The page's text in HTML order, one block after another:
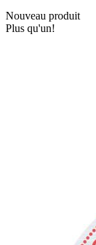
Nouveau produit
Plus qu'un!